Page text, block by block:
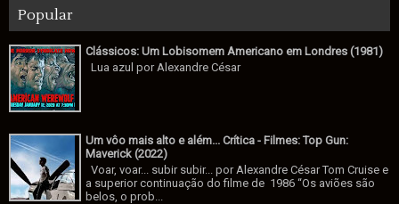
Popular
Clássicos: Um Lobisomem Americano em Londres (1981)
Lua azul por Alexandre César
Um vôo mais alto e além... Crítica - Filmes: Top Gun:
Maverick (2022)
Voar, voar... subir subir... por Alexandre César Tom Cruise e
a superior continuação do filme de 1986 “Os aviões são
belos, o prob...